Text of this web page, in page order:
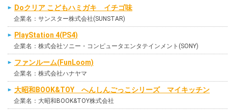
Doクリア こどもハミガキ イチゴ味
企業名：サンスター株式会社(SUNSTAR)
PlayStation 4(PS4)
企業名：株式会社ソニー・コンピュータエンタテインメント(SONY)
ファンルーム(FunLoom)
企業名：株式会社ハナヤマ
大昭和BOOK&TOY へんしんごっこシリーズ マイキッチン
企業名：大昭和BOOK&TOY株式会社